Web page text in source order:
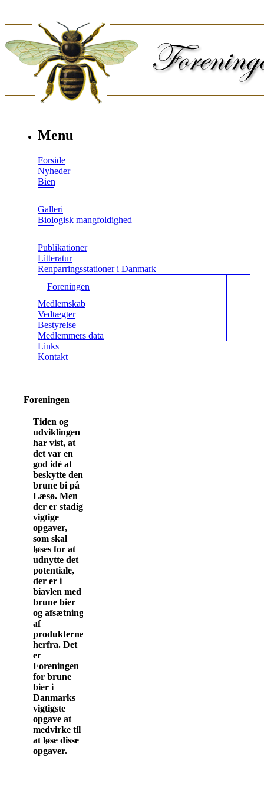
Menu
Forside
Nyheder
Bien
Galleri
Biologisk mangfoldighed
Publikationer
Litteratur
Renparringsstationer i Danmark
Foreningen
Medlemskab
Vedtægter
Bestyrelse
Medlemmers data
Links
Kontakt
Foreningen
Tiden og
udviklingen
har vist, at
det var en
god idé at
beskytte den
brune bi på
Læsø. Men
der er stadig
vigtige
opgaver,
som skal
løses for at
udnytte det
potentiale,
der er i
biavlen med
brune bier
og afsætning
af
produkterne
herfra. Det
er
Foreningen
for brune
bier i
Danmarks
vigtigste
opgave at
medvirke til
at løse disse
opgaver.